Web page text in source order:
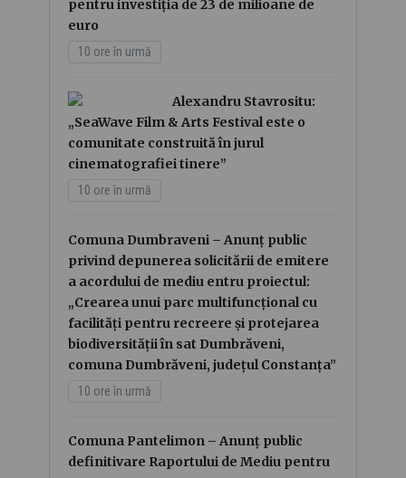
pentru investiția de 23 de milioane de
euro
10 ore în urmă
Alexandru Stavrositu:
„SeaWave Film & Arts Festival este o
comunitate construită în jurul
cinematografiei tinere”
10 ore în urmă
Comuna Dumbraveni – Anunț public
privind depunerea solicitării de emitere
a acordului de mediu entru proiectul:
„Crearea unui parc multifuncțional cu
facilități pentru recreere și protejarea
biodiversității în sat Dumbrăveni,
comuna Dumbrăveni, județul Constanța”
10 ore în urmă
Comuna Pantelimon – Anunț public
definitivare Raportului de Mediu pentru